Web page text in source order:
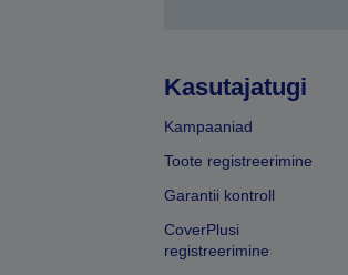
Kasutajatugi
Kampaaniad
Toote registreerimine
Garantii kontroll
CoverPlusi
registreerimine